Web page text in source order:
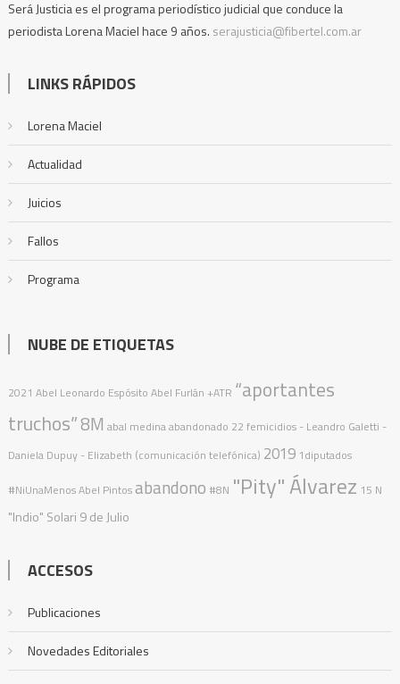
Será Justicia es el programa periodístico judicial que conduce la
periodista Lorena Maciel hace 9 años. serajusticia@fibertel.com.ar
LINKS RÁPIDOS
Lorena Maciel
Actualidad
Juicios
Fallos
Programa
NUBE DE ETIQUETAS
2021 Abel Leonardo Espósito Abel Furlán +ATR “aportantes
truchos”8M abal medinaabandonado 22 femicidios - Leandro Galetti -
Daniela Dupuy - Elizabeth (comunicación telefónica) 2019 1diputados
#NiUnaMenosAbel Pintosabandono #8N "Pity" Álvarez 15 N
"Indio" Solari 9 de Julio
ACCESOS
Publicaciones
Novedades Editoriales